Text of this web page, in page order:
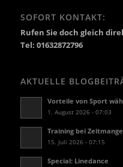
SOFORT KONTAKT:
Rufen Sie doch gleich
Tel: 01632872796
AKTUELLE
Vorteile von Sport
1. August 2026 - 07:03
Training bei
15. Juli 2026 - 07:15
Special: Linedance